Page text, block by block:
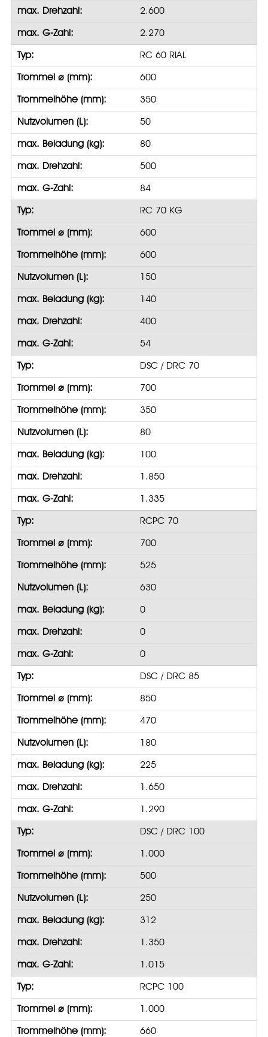
max. Drehzahl: 2.600
max. G-Zahl: 2.270
Typ: RC 60 RIAL
Trommel ⌀ (mm): 600
Trommelhöhe (mm): 350
Nutzvolumen (L): 50
max. Beladung (kg): 80
max. Drehzahl: 500
max. G-Zahl: 84
Typ: RC 70 KG
Trommel ⌀ (mm): 600
Trommelhöhe (mm): 600
Nutzvolumen (L): 150
max. Beladung (kg): 140
max. Drehzahl: 400
max. G-Zahl: 54
Typ: DSC / DRC 70
Trommel ⌀ (mm): 700
Trommelhöhe (mm): 350
Nutzvolumen (L): 80
max. Beladung (kg): 100
max. Drehzahl: 1.850
max. G-Zahl: 1.335
Typ: RCPC 70
Trommel ⌀ (mm): 700
Trommelhöhe (mm): 525
Nutzvolumen (L): 630
max. Beladung (kg): 0
max. Drehzahl: 0
max. G-Zahl: 0
Typ: DSC / DRC 85
Trommel ⌀ (mm): 850
Trommelhöhe (mm): 470
Nutzvolumen (L): 180
max. Beladung (kg): 225
max. Drehzahl: 1.650
max. G-Zahl: 1.290
Typ: DSC / DRC 100
Trommel ⌀ (mm): 1.000
Trommelhöhe (mm): 500
Nutzvolumen (L): 250
max. Beladung (kg): 312
max. Drehzahl: 1.350
max. G-Zahl: 1.015
Typ: RCPC 100
Trommel ⌀ (mm): 1.000
Trommelhöhe (mm): 660